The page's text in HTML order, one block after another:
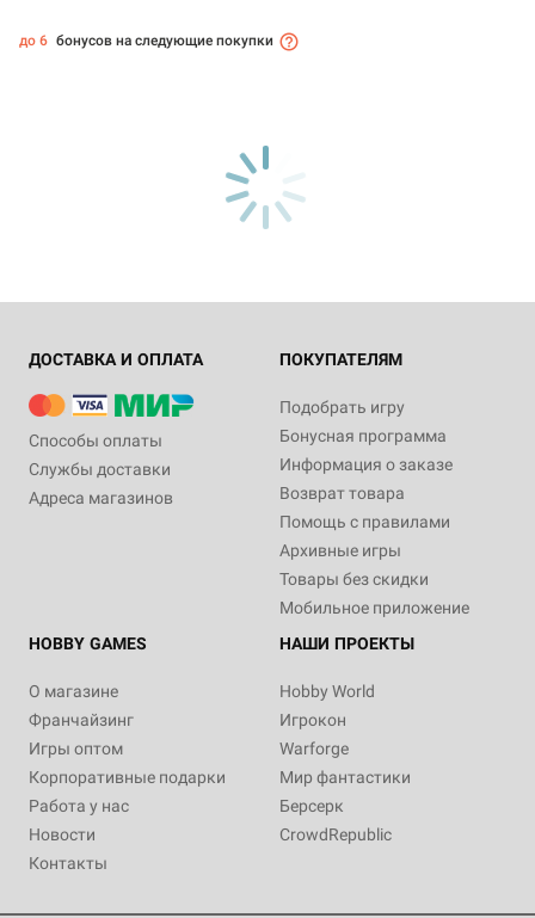
до 6 бонусов на следующие покупки
ДОСТАВКА И ОПЛАТА
Способы оплаты
Службы доставки
Адреса магазинов
ПОКУПАТЕЛЯМ
Подобрать игру
Бонусная программа
Информация о заказе
Возврат товара
Помощь с правилами
Архивные игры
Товары без скидки
Мобильное приложение
HOBBY GAMES
О магазине
Франчайзинг
Игры оптом
Корпоративные подарки
Работа у нас
Новости
Контакты
НАШИ ПРОЕКТЫ
Hobby World
Игрокон
Warforge
Мир фантастики
Берсерк
CrowdRepublic